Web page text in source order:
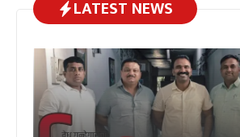
LATEST NEWS